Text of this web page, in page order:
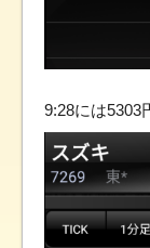
9:28には5303